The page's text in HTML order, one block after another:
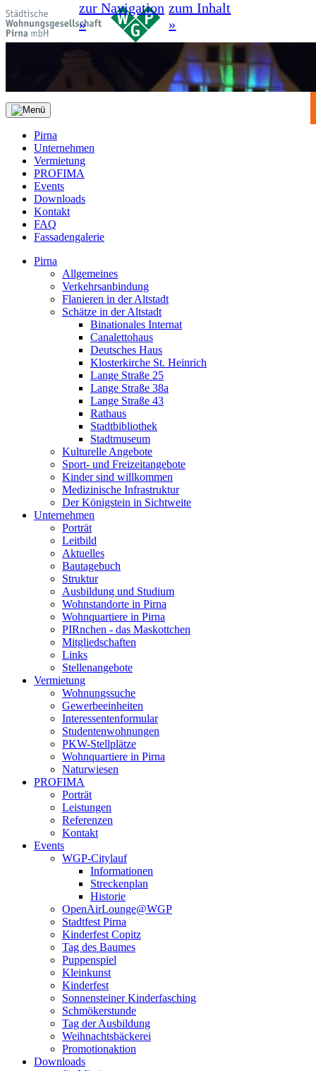
zur Navigation
»
zum Inhalt
»
Pirna
Unternehmen
Vermietung
PROFIMA
Events
Downloads
Kontakt
FAQ
Fassadengalerie
Pirna
Allgemeines
Verkehrsanbindung
Flanieren in der Altstadt
Schätze in der Altstadt
Binationales Internat
Canalettohaus
Deutsches Haus
Klosterkirche St. Heinrich
Lange Straße 25
Lange Straße 38a
Lange Straße 43
Rathaus
Stadtbibliothek
Stadtmuseum
Kulturelle Angebote
Sport- und Freizeitangebote
Kinder sind willkommen
Medizinische Infrastruktur
Der Königstein in Sichtweite
Unternehmen
Porträt
Leitbild
Aktuelles
Bautagebuch
Struktur
Ausbildung und Studium
Wohnstandorte in Pirna
Wohnquartiere in Pirna
PIRnchen - das Maskottchen
Mitgliedschaften
Links
Stellenangebote
Vermietung
Wohnungssuche
Gewerbeeinheiten
Interessentenformular
Studentenwohnungen
PKW-Stellplätze
Wohnquartiere in Pirna
Naturwiesen
PROFIMA
Porträt
Leistungen
Referenzen
Kontakt
Events
WGP-Citylauf
Informationen
Streckenplan
Historie
OpenAirLounge@WGP
Stadtfest Pirna
Kinderfest Copitz
Tag des Baumes
Puppenspiel
Kleinkunst
Kinderfest
Sonnensteiner Kinderfasching
Schmökerstunde
Tag der Ausbildung
Weihnachtsbäckerei
Promotionaktion
Downloads